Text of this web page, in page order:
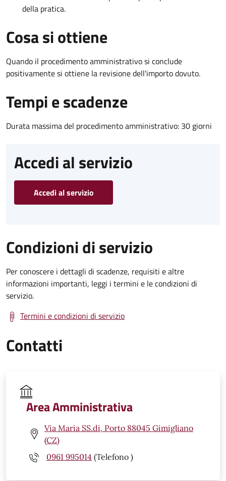
della pratica.
Cosa si ottiene
Quando il procedimento amministrativo si conclude
positivamente si ottiene la revisione dell'importo dovuto.
Tempi e scadenze
Durata massima del procedimento amministrativo: 30 giorni
Accedi al servizio
Accedi al servizio
Condizioni di servizio
Per conoscere i dettagli di scadenze, requisiti e altre
informazioni importanti, leggi i termini e le condizioni di
servizio.
Termini e condizioni di servizio
Contatti
Area Amministrativa
Via Maria SS.di, Porto 88045 Gimigliano
(CZ)
0961 995014 (Telefono )